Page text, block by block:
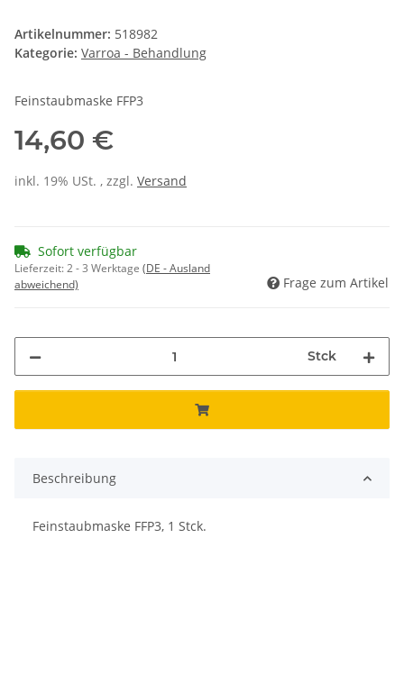
Artikelnummer: 518982
Kategorie: Varroa - Behandlung
Feinstaubmaske FFP3
14,60 €
inkl. 19% USt. , zzgl. Versand
Sofort verfügbar
Lieferzeit:2 - 3 Werktage (DE - Ausland
abweichend)
Frage zum Artikel
Stck
Beschreibung
Feinstaubmaske FFP3, 1 Stck.